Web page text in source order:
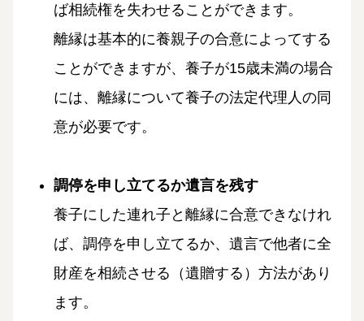
ば相続権を失わせることができます。
離縁は基本的に養親子の合意によってする
ことができますが、養子が15歳未満の場合
には、離縁について養子の法定代理人の同
意が必要です。
調停を申し立てるか遺言を残す
養子にした連れ子と離縁に合意できなけれ
ば、調停を申し立てるか、遺言で他者に全
財産を相続させる（遺贈する）方法があり
ます。